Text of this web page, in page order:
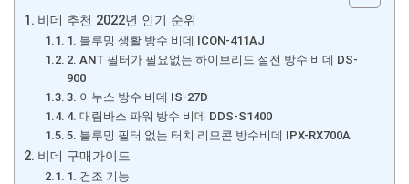
비데 추천 2022년 인기 순위
1. 블루밍 생활 방수 비데 ICON-411AJ
2. ANT 필터가 필요없는 하이브리드 절전 방수 비데 DS-
900
3. 이누스 방수 비데 IS-27D
4. 대림바스 파워 방수 비데 DDS-S1400
5. 블루밍 필터 없는 터치 리모콘 방수비데 IPX-RX700A
비데 구매가이드
1. 건조 기능